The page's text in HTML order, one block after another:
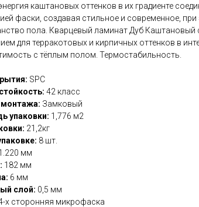
каштановых оттенков в их градиенте
фаски, создавая стильное и современное,
пола. Кварцевый ламинат Дуб Каштановый
для терракотовых и кирпичных оттенков в
с тёплым полом. Термостабильность.
SPC
42 класс
Замковый
упаковки: 1,776 м2
21,2кг
8 шт.
мм
182 мм
6 мм
слой: 0,5 мм
х сторонняя микрофаска